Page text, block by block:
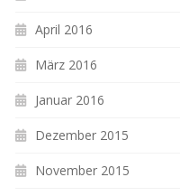
April 2016
März 2016
Januar 2016
Dezember 2015
November 2015